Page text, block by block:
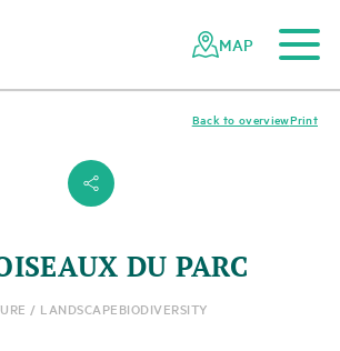
MAP
s
Print
Back to overview
DU PARC
/ LANDSCAPEBIODIVERSITY